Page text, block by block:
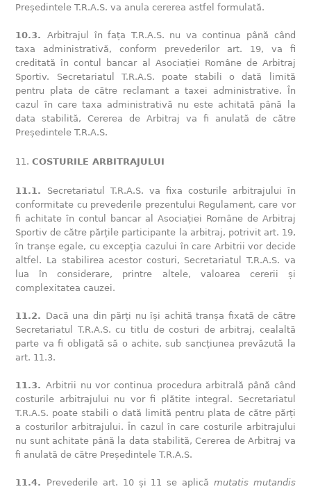
Președintele T.R.A.S. va anula cererea astfel formulată.
10.3. Arbitrajul în fața T.R.A.S. nu va continua până când
taxa administrativă, conform prevederilor art. 19, va fi
creditată în contul bancar al Asociației Române de Arbitraj
Sportiv. Secretariatul T.R.A.S. poate stabili o dată limită
pentru plata de către reclamant a taxei administrative. În
cazul în care taxa administrativă nu este achitată până la
data stabilită, Cererea de Arbitraj va fi anulată de către
Președintele T.R.A.S.
COSTURILE ARBITRAJULUI
11.1. Secretariatul T.R.A.S. va fixa costurile arbitrajului în
conformitate cu prevederile prezentului Regulament, care vor
fi achitate în contul bancar al Asociației Române de Arbitraj
Sportiv de către părțile participante la arbitraj, potrivit art. 19,
în tranșe egale, cu excepția cazului în care Arbitrii vor decide
altfel. La stabilirea acestor costuri, Secretariatul T.R.A.S. va
lua în considerare, printre altele, valoarea cererii și
complexitatea cauzei.
11.2. Dacă una din părți nu își achită tranșa fixată de către
Secretariatul T.R.A.S. cu titlu de costuri de arbitraj, cealaltă
parte va fi obligată să o achite, sub sancțiunea prevăzută la
art. 11.3.
11.3.Arbitrii nu vor continua procedura arbitrală până când
costurile arbitrajului nu vor fi plătite integral. Secretariatul
T.R.A.S. poate stabili o dată limită pentru plata de către părți
a costurilor arbitrajului. În cazul în care costurile arbitrajului
nu sunt achitate până la data stabilită, Cererea de Arbitraj va
fi anulată de către Președintele T.R.A.S.
11.4. Prevederile art. 10 și 11 se aplică mutatis mutandis